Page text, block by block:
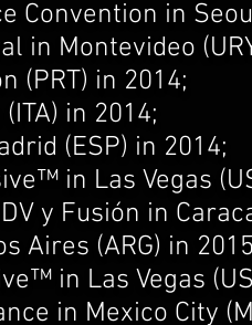
Convention in
in Montevideo
(PRT) in 2014;
in 2014;
(ESP) in 2014;
in Las Vegas
y Fusión in
Aires (ARG) in
in Las Vegas
in Mexico City